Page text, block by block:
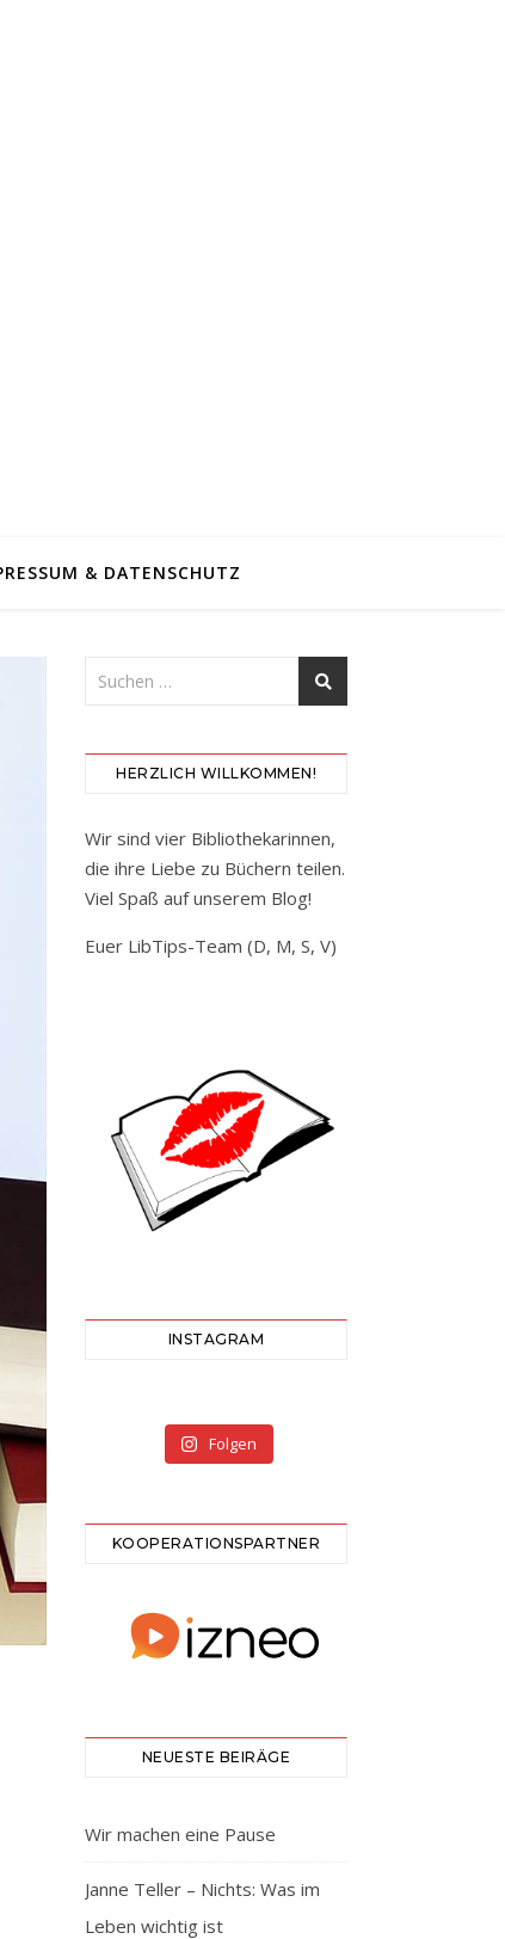
& DATENSCHUTZ
HERZLICH WILLKOMMEN!
Wir sind vier Bibliothekarinnen,
die ihre Liebe zu Büchern teilen.
Viel Spaß auf unserem Blog!
Euer LibTips-Team (D, M, S, V)
INSTAGRAM
Folgen
KOOPERATIONSPARTNER
NEUESTE BEIRÄGE
Wir machen eine Pause
Janne Teller – Nichts: Was im
Leben wichtig ist